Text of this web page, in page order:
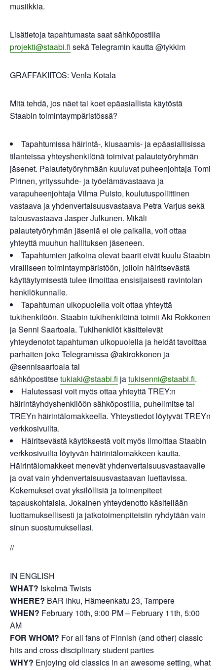
musiikkia.
Lisätietoja tapahtumasta saat sähköpostilla
projekti@staabi.fi sekä Telegramin kautta @tykkim
GRAFFAKIITOS: Venla Kotala
Mitä tehdä, jos näet tai koet epäasiallista käytöstä
Staabin toimintaympäristössä?
Tapahtumissa häirintä-, kiusaamis- ja epäasiallisissa
tilanteissa yhteyshenkilönä toimivat palautetyöryhmän
jäsenet. Palautetyöryhmään kuuluvat puheenjohtaja Tomi
Pirinen, yrityssuhde- ja työelämävastaava ja
varapuheenjohtaja Vilma Puisto, koulutuspoliittinen
vastaava ja yhdenvertaisuusvastaava Petra Varjus sekä
talousvastaava Jasper Julkunen. Mikäli
palautetyöryhmän jäseniä ei ole paikalla, voit ottaa
yhteyttä muuhun hallituksen jäseneen.
Tapahtumien jatkoina olevat baarit eivät kuulu Staabin
viralliseen toimintaympäristöön, jolloin häiritsevästä
käyttäytymisestä tulee ilmoittaa ensisijaisesti ravintolan
henkilökunnalle.
Tapahtuman ulkopuolella voit ottaa yhteyttä
tukihenkilöön. Staabin tukihenkilöinä toimii Aki Rokkonen
ja Senni Saartoala. Tukihenkilöt käsittelevät
yhteydenotot tapahtuman ulkopuolella ja heidät tavoittaa
parhaiten joko Telegramissa @akirokkonen ja
@sennisaartoala tai
sähköpostitsetukiaki@staabi.fi jatukisenni@staabi.fi.
Halutessasi voit myös ottaa yhteyttä TREY:n
häirintäyhdyshenkilöön sähköpostilla, puhelimitse tai
TREYn häirintälomakkeella. Yhteystiedot löytyvät TREYn
verkkosivuilta.
Häiritsevästä käytöksestä voit myös ilmoittaa Staabin
verkkosivuilta löytyvän häirintälomakkeen kautta.
Häirintälomakkeet menevät yhdenvertaisuusvastaavalle
ja ovat vain yhdenvertaisuusvastaavan luettavissa.
Kokemukset ovat yksilöllisiä ja toimenpiteet
tapauskohtaisia. Jokainen yhteydenotto käsitellään
luottamuksellisesti ja jatkotoimenpiteisiin ryhdytään vain
sinun suostumuksellasi.
//
IN ENGLISH
WHAT? Iskelmä Twists
WHERE? BAR Ihku, Hämeenkatu 23, Tampere
WHEN? February 10th, 9:00 PM – February 11th, 5:00
AM
FOR WHOM? For all fans of Finnish (and other) classic
hits and cross-disciplinary student parties
WHY? Enjoying old classics in an awesome setting, what